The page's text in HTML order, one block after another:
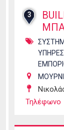
3
Τηλέφωνο